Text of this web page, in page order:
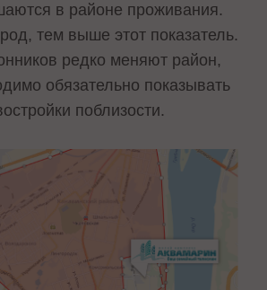
в районе проживания.
тем выше этот показатель.
редко меняют район,
обязательно показывать
поблизости.